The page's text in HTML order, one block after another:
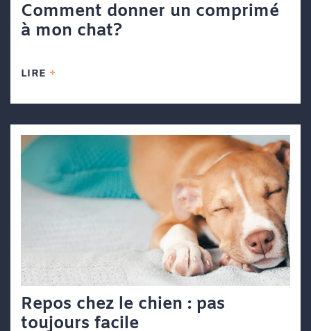
Comment donner un comprimé
à mon chat?
LIRE
Repos chez le chien : pas
toujours facile